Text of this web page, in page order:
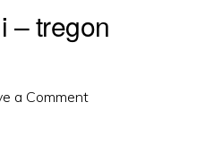
– tregon
a Comment